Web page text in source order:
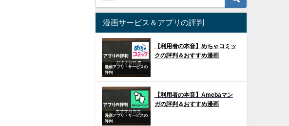
漫画サービス＆アプリの評判
漫画アプリ・サービスの
評判
【利用者の本音】めちゃコミッ
クの評判＆おすすめ漫画
漫画アプリ・サービスの
評判
【利用者の本音】Amebaマン
ガの評判＆おすすめ漫画